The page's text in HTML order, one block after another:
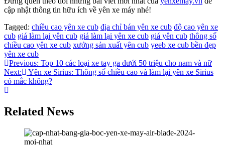
cập nhật thông tin hữu ích về yên xe máy nhé!
Tagged: chiều cao yên xe cub địa chỉ bán yên xe cub độ cao yên xe
cub giá làm lại yên cub giá làm lại yên xe cub giá yên cub thông số
chiều cao yên xe cub xưởng sản xuất yên cub yeeb xe cub bền đẹp
yên xe cub
Điều
hướng
bài
viết
Previous: Top 10 các loại xe tay ga dưới 50 triệu cho nam và nữ
Next:
Yên xe Sirius: Thông số chiều cao và làm lại yên xe Sirius
có mắc không?
Related News